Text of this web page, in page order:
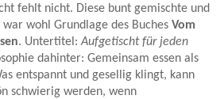
fehlt nicht. Diese bunt gemischte und
wohl Grundlage des Buches Vom
. Untertitel:Aufgetischt für jeden
dahinter: Gemeinsam essen als
entspannt und gesellig klingt, kann
schwierig werden, wenn